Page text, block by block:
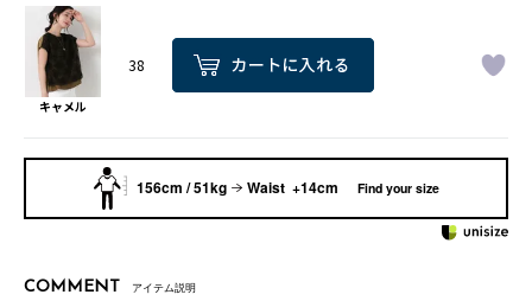
キャメル
38
156cm / 51kg Waist +14cm Find your size
COMMENT アイテム説明